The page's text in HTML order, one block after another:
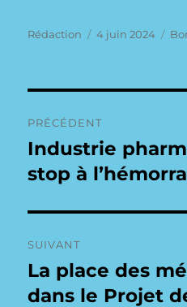
Auteur
Rédaction
Publié
4 juin 2024
de
l’article
PRÉCÉDENT
Publication
précédente :
Industrie
stop à
SUIVANT
Publication
suivante :
La place des
dans le Projet